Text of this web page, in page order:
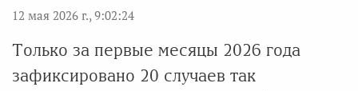
12 мая 2026 г., 9:02:24
Только за первые месяцы 2026 года
зафиксировано 20 случаев так